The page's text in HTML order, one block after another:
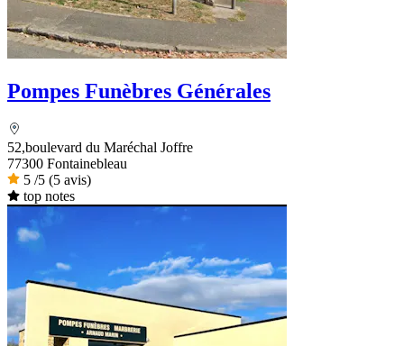
Pompes Funèbres Générales
52,boulevard du Maréchal Joffre
77300 Fontainebleau
5 /5 (5 avis)
top notes